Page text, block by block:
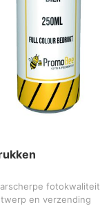
fotokwaliteit
en verzending